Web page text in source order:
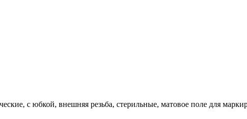
с юбкой, внешняя резьба, стерильные, матовое поле для